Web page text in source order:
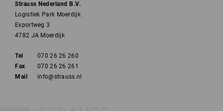
Strauss Nederland B.V.
Logistiek Park Moerdijk
Exportweg 3
4782 JA Moerdijk
Tel
070 26 26 260
Fax
070 26 26 261
Mail
info@strauss.nl